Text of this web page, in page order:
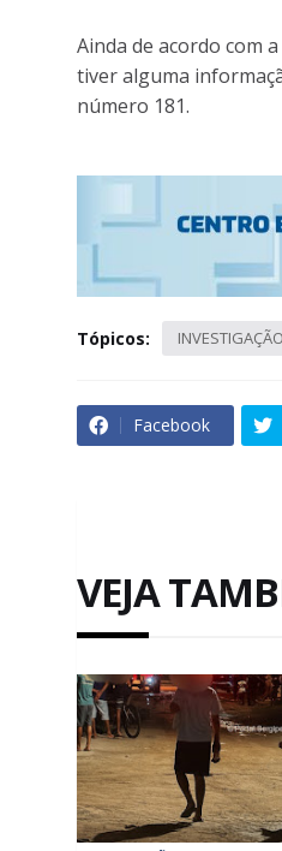
Ainda de acordo com
tiver alguma
número 181.
Tópicos: INVESTIGAÇÃO
Facebook
VEJA